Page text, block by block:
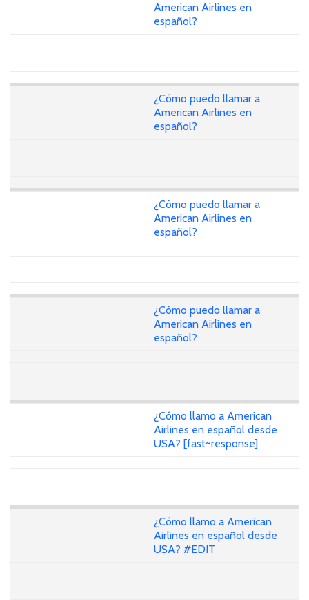
American Airlines en
español?
¿Cómo puedo llamar a
American Airlines en
español?
¿Cómo puedo llamar a
American Airlines en
español?
¿Cómo puedo llamar a
American Airlines en
español?
¿Cómo llamo a American
Airlines en español desde
USA? [fast~response]
¿Cómo llamo a American
Airlines en español desde
USA? #EDIT